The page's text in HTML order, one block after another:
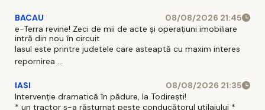
BACAU
08/08/2026 21:45
e-Terra revine! Zeci de mii de acte și operațiuni imobiliare
intră din nou în circuit
Iasul este printre judetele care asteaptă cu maxim interes
repornirea ...
IASI
08/08/2026 21:35
Intervenție dramatică în pădure, la Todirești!
* un tractor s-a răsturnat peste conducătorul utilajului *